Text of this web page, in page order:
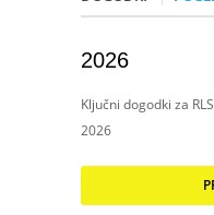
2026
Ključni dogodki za
2026